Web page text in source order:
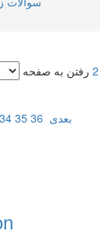
رفتن به صفحه 2
34 35 36 بعدی